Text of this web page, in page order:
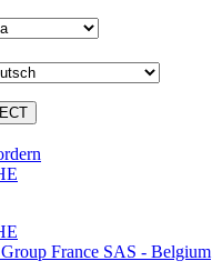
France SAS - Belgium